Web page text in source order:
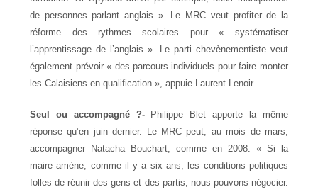
de personnes parlant anglais ». Le MRC veut profiter de la
réforme des rythmes scolaires pour « systématiser
l’apprentissage de l’anglais ». Le parti chevènementiste veut
également prévoir « des parcours individuels pour faire monter
les Calaisiens en qualification », appuie Laurent Lenoir.
Seul ou accompagné ?-Philippe Blet apporte la même
réponse qu’en juin dernier. Le MRC peut, au mois de mars,
accompagner Natacha Bouchart, comme en 2008. « Si la
maire amène, comme il y a six ans, les conditions politiques
folles de réunir des gens et des partis, nous pouvons négocier.